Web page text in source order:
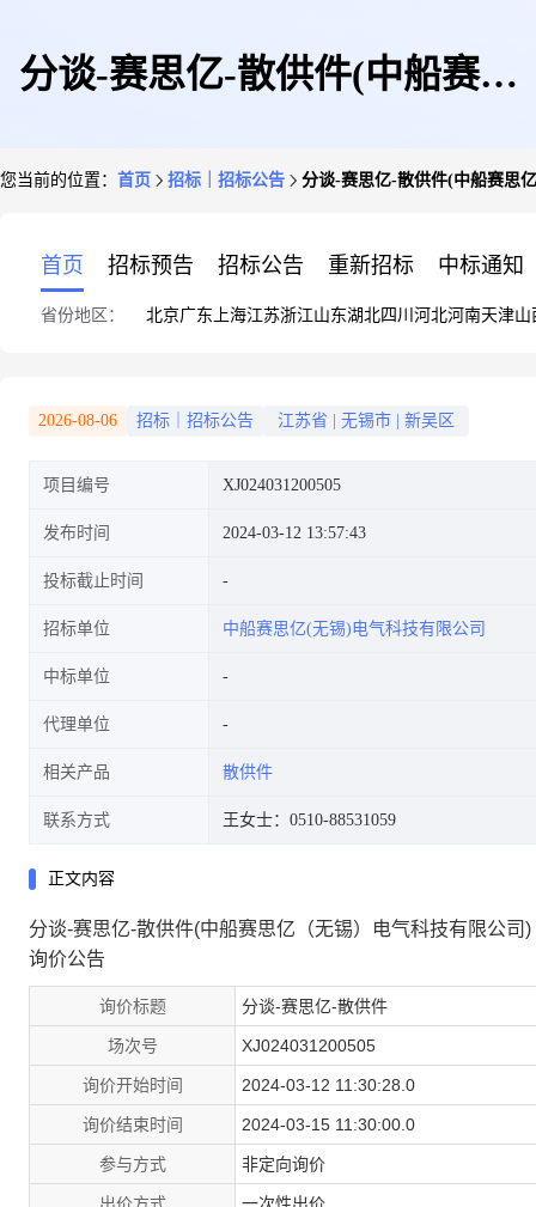
分谈-赛思亿-散供件(中船赛思
您当前的位置： 首页 招标｜招标公告 分谈-赛思亿-散供件(中船赛思
首页 招标预告 招标公告 重新招标 中标通知
省份地区： 北京广东 上海江苏浙江山东湖北四川 河北河南天津山
2026-08-06 招标｜招标公告 江苏省 无锡市 新吴区
项目编号 XJ024031200505
发布时间 2024-03-12 13:57:43
投标截止时间
招标单位 中船赛思亿(无锡)电气科技有限公司
中标单位
代理单位
相关产品 散供件
联系方式 王女士：0510-88531059
正文内容
分谈-赛思亿-散供件(中船赛思亿（无锡）电气科技有限公司)
询价公告
询价标题 分谈-赛思亿-散供件
场次号 XJ024031200505
询价开始时间 2024-03-12 11:30:28.0
询价结束时间 2024-03-15 11:30:00.0
参与方式 非定向询价